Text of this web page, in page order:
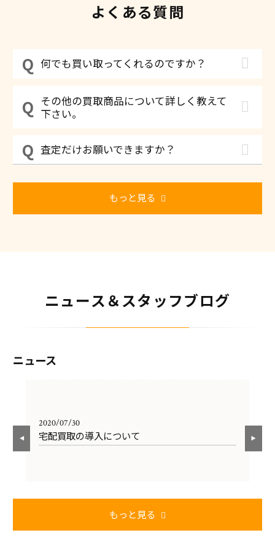
よくある質問
何でも買い取ってくれるのですか？
その他の買取商品について詳しく教えて
下さい。
査定だけお願いできますか？
もっと見る
ニュース＆スタッフブログ
ニュース
2020/07/30
宅配買取の導入について
もっと見る